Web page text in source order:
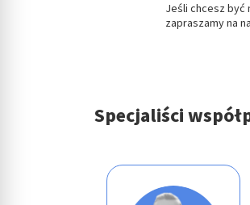
Jeśli chcesz być
zapraszamy na
Specjaliści